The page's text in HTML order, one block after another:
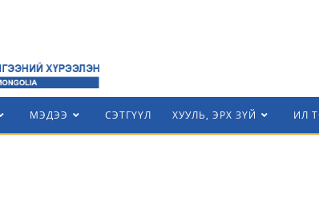
МЭДЭЭ СЭТГҮҮЛ ХУУЛЬ, ЭРХ ЗҮЙ ИЛ